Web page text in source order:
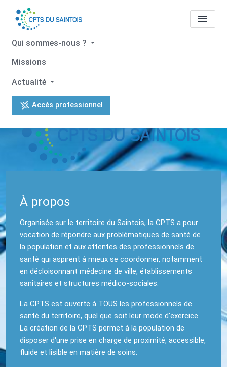
Qui sommes-nous ?
Missions
Actualité
Accès professionnel
À propos
Organisée sur le territoire du Saintois, la CPTS a pour
vocation de répondre aux problématiques de santé de
la population et aux attentes des professionnels de
santé qui aspirent à mieux se coordonner, notamment
en décloisonnant médecine de ville, établissements
sanitaires et structures médico-sociales.
La CPTS est ouverte à TOUS les professionnels de
santé du territoire, quel que soit leur mode d'exercice.
La création de la CPTS permet à la population de
disposer d'une prise en charge de proximité, accessible,
fluide et lisible en matière de soins.